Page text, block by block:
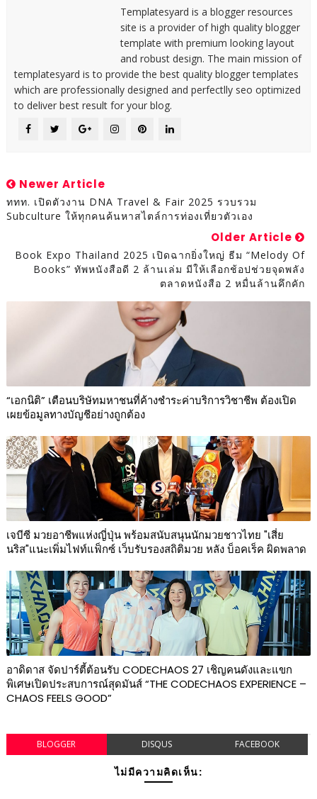
Templatesyard is a blogger resources
site is a provider of high quality blogger
template with premium looking layout
and robust design. The main mission of
templatesyard is to provide the best quality blogger templates
which are professionally designed and perfectlly seo optimized
to deliver best result for your blog.
Newer Article
ททท. เปิดตัวงาน DNA Travel & Fair 2025 รวบรวม
Subculture ให้ทุกคนค้นหาสไตล์การท่องเที่ยวตัวเอง
Older Article
Book Expo Thailand 2025 เปิดฉากยิ่งใหญ่ ธีม “Melody Of
Books” ทัพหนังสือดี 2 ล้านเล่ม มีให้เลือกช้อปช่วยจุดพลัง
ตลาดหนังสือ 2 หมื่นล้านคึกคัก
“เอกนิติ” เตือนบริษัทมหาชนที่ค้างชำระค่าบริการวิชาชีพ ต้องเปิด
เผยข้อมูลทางบัญชีอย่างถูกต้อง
เจบีซี มวยอาชีพแห่งญี่ปุ่น พร้อมสนับสนุนนักมวยชาวไทย "เสี่ย
นริส"แนะเพิ่มไฟท์แฟ็กซ์ เว็บรับรองสถิติมวย หลัง บ็อคเร็ค ผิดพลาด
อาดิดาส จัดปาร์ตี้ต้อนรับ CODECHAOS 27 เชิญคนดังและแขก
พิเศษเปิดประสบการณ์สุดมันส์ “THE CODECHAOS EXPERIENCE –
CHAOS FEELS GOOD”
BLOGGER DISQUS FACEBOOK
ไม่มีความคิดเห็น: